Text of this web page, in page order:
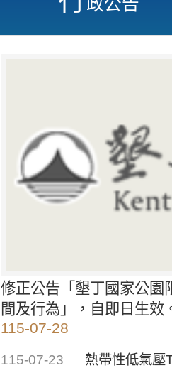
修正公告「墾丁國家公園
間及行為」，自即日生效
115-07-28
115-07-23
熱帶性低氣壓